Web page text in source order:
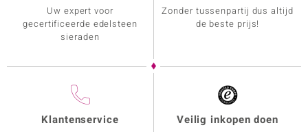
Uw expert voor
gecertificeerde edelsteen
sieraden
Zonder tussenpartij dus altijd
de beste prijs!
Klantenservice Veilig inkopen doen